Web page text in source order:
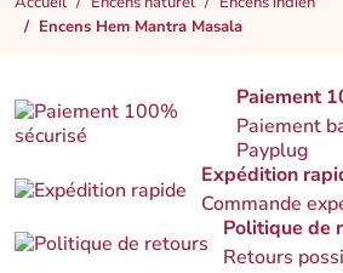
Encens Hem Mantra Masala
Paiement
Paiement
Payplug
Expédition
Commande
Politique de
Retours